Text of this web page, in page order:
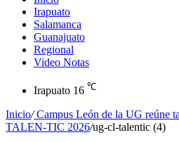
Irapuato
Salamanca
Guanajuato
Regional
Video Notas
Irapuato 16 ℃
Inicio/Campus León de la UG reúne
TALEN-TIC 2026/ug-cl-talentic (4)